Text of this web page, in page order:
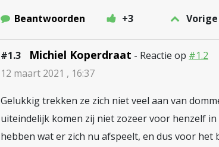
Beantwoorden +3
#1.3 Michiel Koperdraat - Reactie op #1.2
12 maart 2021 , 16:37
Gelukkig trekken ze zich niet veel aan van
uiteindelijk komen zij niet zozeer voor henzelf
hebben wat er zich nu afspeelt, en dus voor